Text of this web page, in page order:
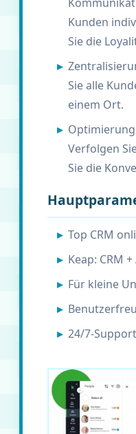
Kunden
Sie die
Sie alle
einem Ort.
Verfolgen
Sie die
Top CRM
Keap: CRM
Für kleine
24/7-Support